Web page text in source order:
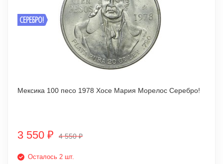
СЕРЕБРО!
Мексика 100 песо 1978 Хосе Мария Морелос Серебро!
3 550 ₽ 4 550₽
Осталось 2 шт.